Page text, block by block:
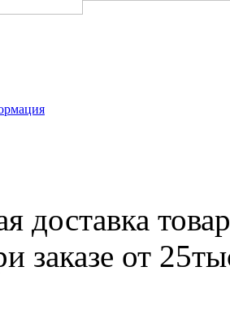
доставка
от